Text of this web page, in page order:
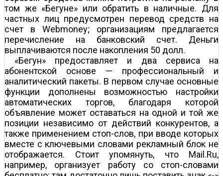
том же «Бегуне» или обратить в наличные. Для
частных лиц предусмотрен перевод средств на
счет в Webmoney; организациям предлагается
перечисление на банковский счет. Деньги
выплачиваются после накопления 50 долл.
«Бегун» предоставляет и два сервиса на
абонентской основе — профессиональный и
аналитический пакеты. В первом случае основные
функции дополнены возможностью настройки
автоматических торгов, благодаря которой
объявление может оставаться на одной и той же
позиции независимо от действий конкурентов, а
также применением стоп-слов, при вводе которых
вместе с ключевыми словами рекламный блок не
отображается. Стоит упомянуть, что Mail.Ru,
например, организует работу со стоп-словами